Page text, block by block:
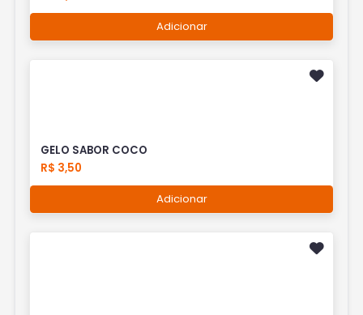
Adicionar
GELO SABOR COCO
R$ 3,50
Adicionar